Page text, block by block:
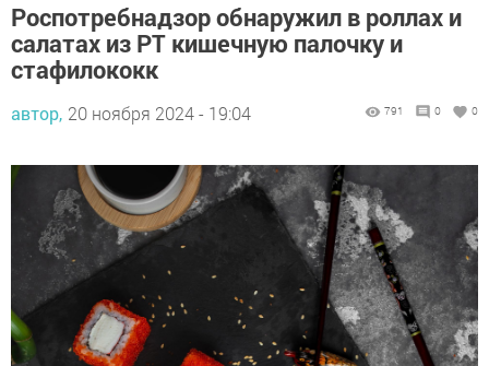
Роспотребнадзор обнаружил в роллах и
салатах из РТ кишечную палочку и
стафилококк
автор, 20 ноября 2024 - 19:04 791 0 0